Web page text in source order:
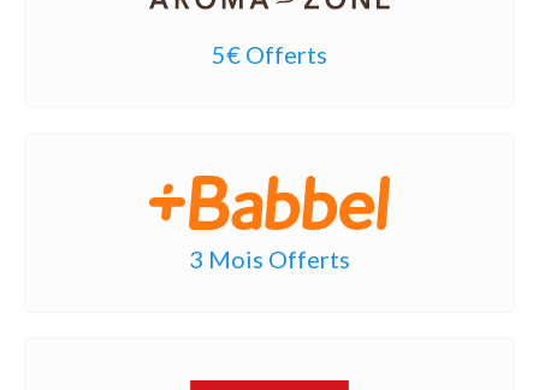
5€ Offerts
3 Mois Offerts